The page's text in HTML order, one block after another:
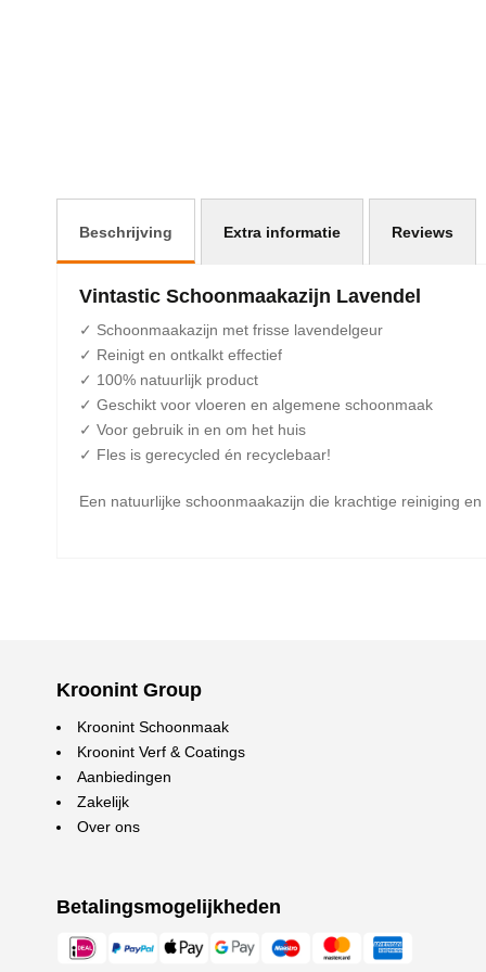
Beschrijving
Vintastic Schoonmaakazijn Lavendel
✓ Schoonmaakazijn met frisse lavendelgeur
✓ Reinigt en ontkalkt effectief
✓ 100% natuurlijk product
✓ Geschikt voor vloeren en algemene schoonmaak
✓ Voor gebruik in en om het huis
✓ Fles is gerecycled én recyclebaar!
Een natuurlijke schoonmaakazijn die krachtige reiniging
Extra informatie Reviews
Kroonint Group
Kroonint Schoonmaak
Kroonint Verf & Coatings
Aanbiedingen
Zakelijk
Over ons
Betalingsmogelijkheden